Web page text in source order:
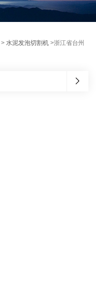
>水泥发泡切割机 >浙江省台州